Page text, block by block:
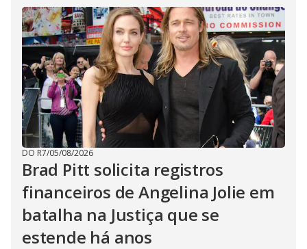
DO R7/05/08/2026
Brad Pitt solicita registros
financeiros de Angelina Jolie em
batalha na Justiça que se
estende há anos